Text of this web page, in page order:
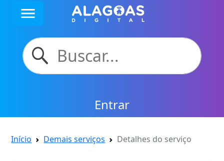
menu
Entrar
Início Demais serviços Detalhes do serviço